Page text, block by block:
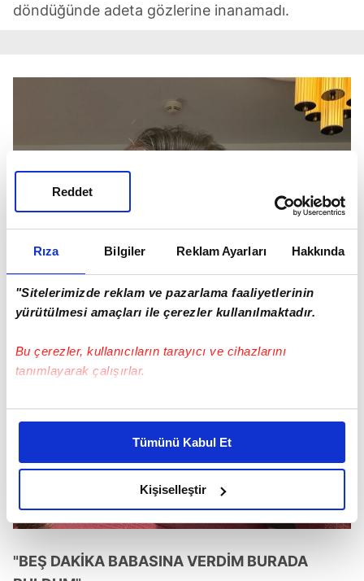
Rıza Bilgiler Reklam Ayarları Hakkında
"Sitelerimizde reklam ve pazarlama faaliyetlerinin
yürütülmesi amaçları ile çerezler kullanılmaktadır.
Bu çerezler, kullanıcıların tarayıcı ve cihazlarını
tanımlayarak çalışırlar.
Bu çerezlere izin vermeniz halinde sizlere özel
daha iyi reklam deneyimi yaşatabiliriz. Bunu yaparken
amacımızın size daha iyi bir reklam deneyimi sunmak
olduğunu ve sizlere en iyi içerikleri sunabilmek adına
elimizden gelen çabayı gösterdiğimizi ve bu noktada,
reklamların maliyetlerimizi karşılamak noktasında tek gelir
Tümünü Kabul Et
Kişiselleştir
Reddet
döndüğünde adeta gözlerine inanamadı.
"BEŞ DAKİKA BABASINA VERDİM BURADA